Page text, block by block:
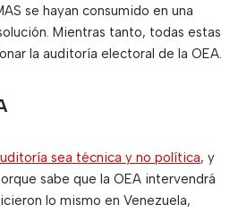
se hayan consumido en una
Mientras tanto, todas estas
la auditoría electoral de la OEA.
sea técnica y no política, y
sabe que la OEA intervendrá
lo mismo en Venezuela,